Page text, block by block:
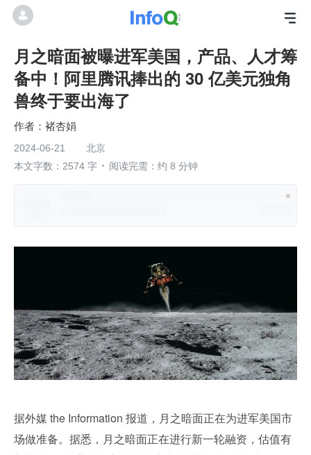
月之暗面被曝进军美国，产品、人才筹
备中！阿里腾讯捧出的 30 亿美元独角
兽终于要出海了
褚杏娟
2024-06-21
北京
本文字数：2574 字
阅读完需：约 8 分钟
据外媒 the Information 报道，月之暗面正在为进军美国市
场做准备。据悉，月之暗面正在进行新一轮融资，估值有